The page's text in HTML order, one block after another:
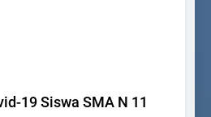
19 Siswa SMA N 11